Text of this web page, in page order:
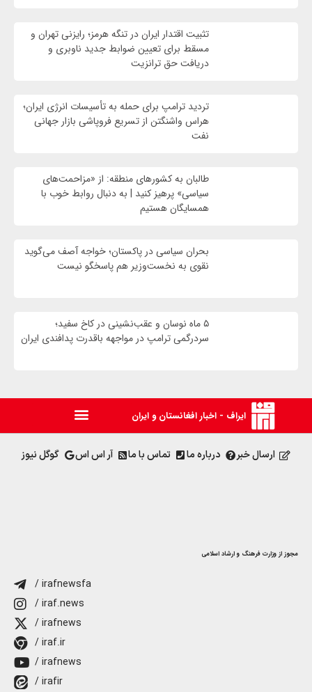
تثبیت اقتدار ایران در تنگه هرمز؛ رایزنی تهران و
مسقط برای تعیین ضوابط جدید ناوبری و
دریافت حق ترانزیت
تردید ترامپ برای حمله به تأسیسات انرژی ایران؛
هراس واشنگتن از تسریع فروپاشی بازار جهانی
نفت
طالبان به کشورهای منطقه: از «مزاحمت‌های
سیاسی» پرهیز کنید | به دنبال روابط خوب با
همسایگان هستیم
بحران سیاسی در پاکستان؛ خواجه آصف می‌گوید
نقوی به نخست‌وزیر هم پاسخگو نیست
۵ ماه نوسان و عقب‌نشینی در کاخ سفید؛
سردرگمی ترامپ در مواجهه باقدرت پدافندی ایران
ایراف - اخبار افغانستان و ایران
ارسال خبر درباره ما تماس با ما آر اس اس گوگل نیوز
مجوز از وزارت فرهنگ و ارشاد اسلامی
/ irafnewsfa
/ iraf.news
/ irafnews
/ iraf.ir
/ irafnews
/ irafir